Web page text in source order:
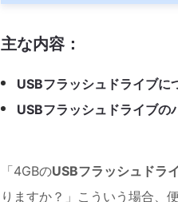
主な内容：
USBフラッシュドライブに
USBフラッシュドライブ
「4GBのUSBフラッシュドラ
りますか？」こういう場合、